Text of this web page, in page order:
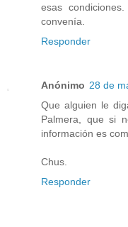
esas
convenía.
Responder
Anónimo 28 de
Que alguien le
Palmera, que si
información es
Chus.
Responder